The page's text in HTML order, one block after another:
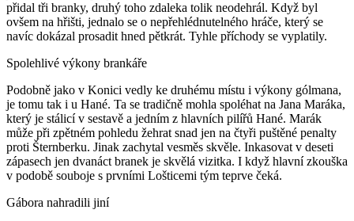
přidal tři branky, druhý toho zdaleka tolik neodehrál. Když byl
ovšem na hřišti, jednalo se o nepřehlédnutelného hráče, který se
navíc dokázal prosadit hned pětkrát. Tyhle příchody se vyplatily.
Spolehlivé výkony brankáře
Podobně jako v Konici vedly ke druhému místu i výkony gólmana,
je tomu tak i u Hané. Ta se tradičně mohla spoléhat na Jana Maráka,
který je stálicí v sestavě a jedním z hlavních pilířů Hané. Marák
může při zpětném pohledu žehrat snad jen na čtyři puštěné penalty
proti Šternberku. Jinak zachytal vesměs skvěle. Inkasovat v deseti
zápasech jen dvanáct branek je skvělá vizitka. I když hlavní zkouška
v podobě souboje s prvními Lošticemi tým teprve čeká.
Gábora nahradili jiní